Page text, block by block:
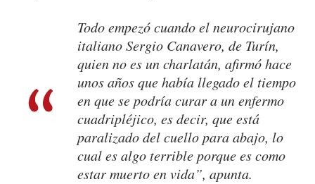
Todo empezó cuando el neurocirujano
italiano Sergio Canavero, de Turín,
quien no es un charlatán, afirmó hace
unos años que había llegado el tiempo
en que se podría curar a un enfermo
cuadripléjico, es decir, que está
paralizado del cuello para abajo, lo
cual es algo terrible porque es como
estar muerto en vida”, apunta.